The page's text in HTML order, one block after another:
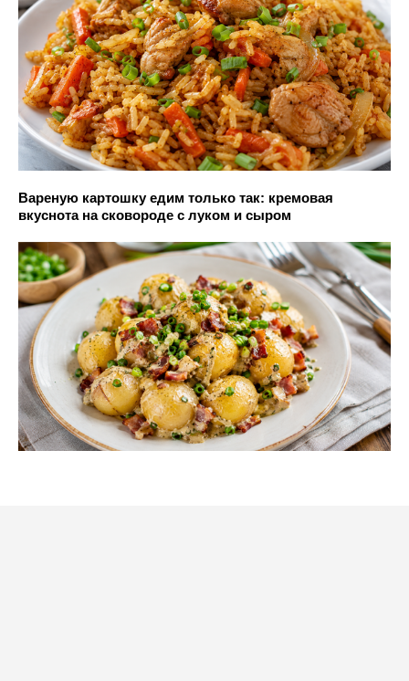
Вареную картошку едим только так: кремовая
вкуснота на сковороде с луком и сыром